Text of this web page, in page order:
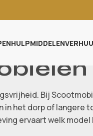
HULPMIDDELEN
Bij
het dorp of
ervaart welk